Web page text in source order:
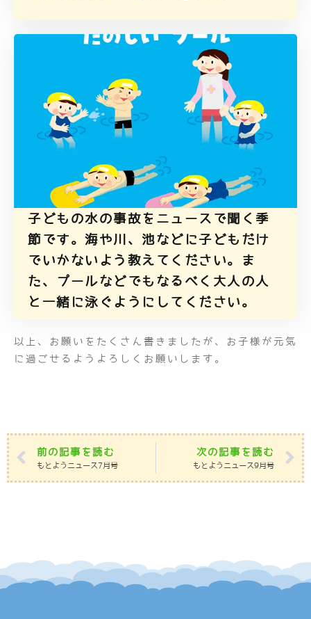
子どもの水の事故をニュースで聞く季
節です。海や川、池などに子どもだけ
でいかないよう教えてください。ま
た、プールなどでもなるべく大人の人
と一緒に泳ぐようにしてください。
以上、お願いをたくさん書きましたが、お子様が元気
に過ごせるようよろしくお願いします。
前の記事を読む
もとようニュース7月号
次の記事を読む
もとようニュース9月号